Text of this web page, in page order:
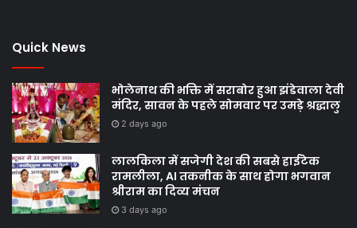
Quick News
भोलेनाथ की भक्ति में सराबोर हुआ झंडेवाला देवी
मंदिर, सावन के पहले सोमवार पर उमड़े श्रद्धालु
2 days ago
लालकिला में सजेगी देश की सबसे हाईटेक
रामलीला, AI तकनीक के साथ होगा भगवान
श्रीराम का दिव्य मंचन
3 days ago